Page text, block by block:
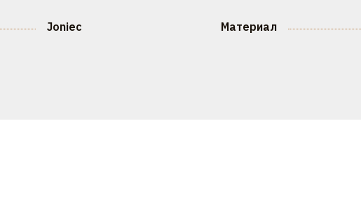
Joniec Материал